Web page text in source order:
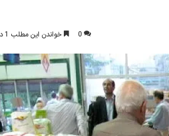
0 خواندن این مطلب 1 دقیقه زمان میبرد